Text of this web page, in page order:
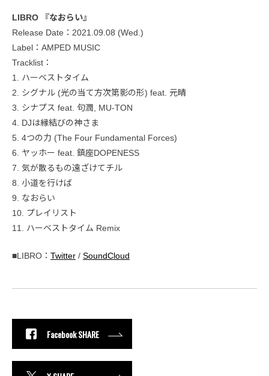
LIBRO 『なおらい』
Release Date：2021.09.08 (Wed.)
Label：AMPED MUSIC
Tracklist：
1. ハーベストタイム
2. シグナル (光の当て方次第影の形) feat. 元晴
3. シナプス feat. 句潤, MU-TON
4. DJは縁結びの神さま
5. 4つの力 (The Four Fundamental Forces)
6. ヤッホー feat. 鎮座DOPENESS
7. 気が散るもの遠ざけてチル
8. 小道を行けば
9. なおらい
10. プレイリスト
11. ハーベストタイム Remix
■LIBRO： Twitter / SoundCloud
Facebook SHARE